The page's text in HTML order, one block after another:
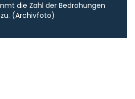
die Zahl der Bedrohungen
(Archivfoto)